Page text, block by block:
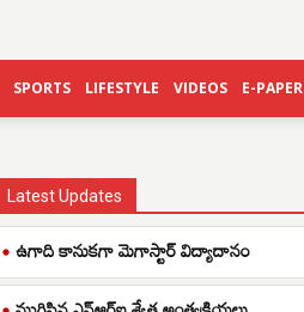
SPORTS LIFESTYLE VIDEOS E-PAPER
Latest Updates
ఉగాది కానుకగా మెగాస్టార్ విద్యాదానం